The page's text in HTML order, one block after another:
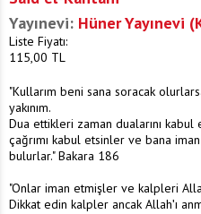
Yayınevi: Hüner Yayınevi
Liste Fiyatı:
115,00 TL
"Kullarım beni sana soracak
yakınım.
Dua ettikleri zaman dualarını
çağrımı kabul etsinler ve bana
bulurlar." Bakara 186
"Onlar iman etmişler ve kalpleri
Dikkat edin kalpler ancak Allahʹı